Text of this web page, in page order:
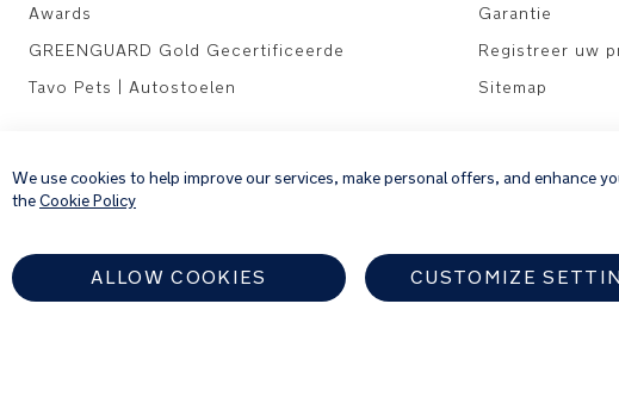
Awards
GREENGUARD Gold Gecertificeerde
Tavo Pets | Autostoelen
Garantie
Registreer uw
Sitemap
Privacyverklaring
Cookiebeleid
We use cookies to help improve our services, make personal offers, and enhance
theCookie Policy
ALLOW COOKIES CUSTOMIZE